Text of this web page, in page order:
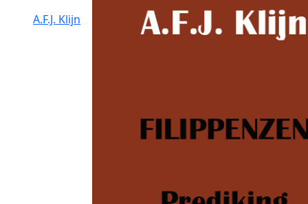
A.F.J. Klijn